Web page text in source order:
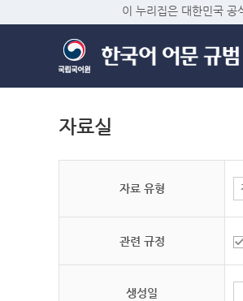
이 누리집은 대한민국 공
자료실
자료 유형
관련 규정
생성일